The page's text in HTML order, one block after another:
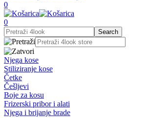
0
0
Njega kose
Stiliziranje kose
Četke
Češljevi
Boje za kosu
Frizerski pribor i alati
Njega i brijanje brade